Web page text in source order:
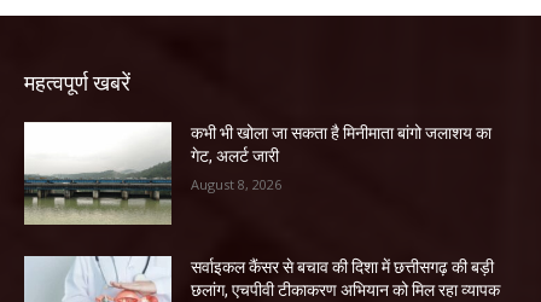
महत्वपूर्ण खबरें
कभी भी खोला जा सकता है मिनीमाता बांगो जलाशय का
गेट, अलर्ट जारी
August 8, 2026
सर्वाइकल कैंसर से बचाव की दिशा में छत्तीसगढ़ की बड़ी
छलांग, एचपीवी टीकाकरण अभियान को मिल रहा व्यापक